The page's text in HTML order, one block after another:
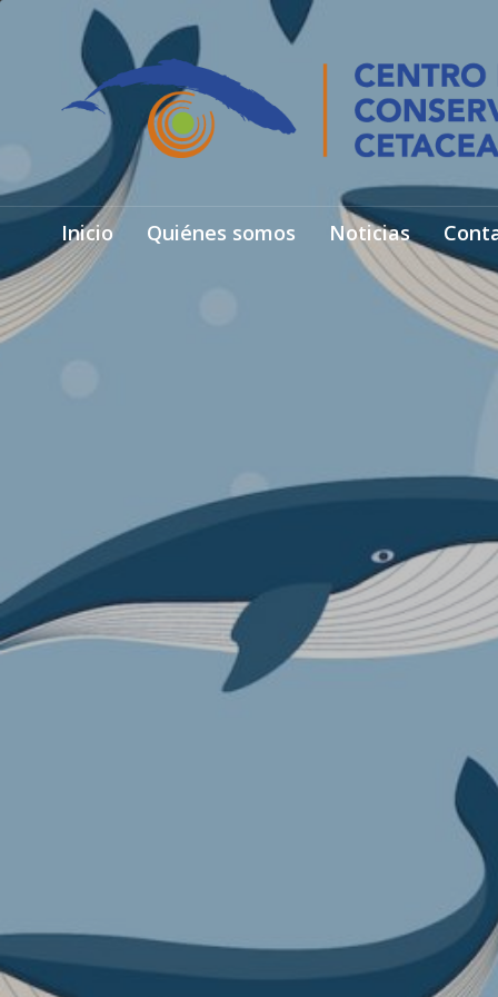
Inicio Quiénes somos Noticias